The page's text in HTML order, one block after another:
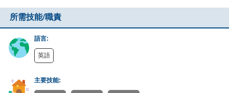
所需技能/職責
語言:
英語
主要技能: